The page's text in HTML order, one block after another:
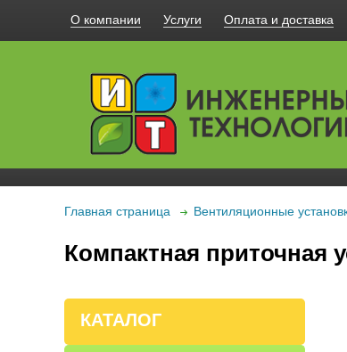
О компании Услуги Оплата и доставка
Главная страница Вентиляционные
Компактная приточная
КАТАЛОГ